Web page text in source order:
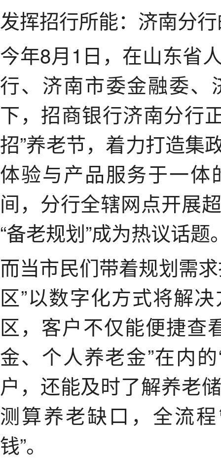
发挥招行所能：济南分
今年8月1日，在山东省
行、济南市委金融委
下，招商银行济南分行
招”养老节，着力打造集
体验与产品服务于一
间，分行全辖网点开展
“备老规划”成为热议话题
而当市民们带着规划需
区”以数字化方式将解
区，客户不仅能便捷查
金、个人养老金”在内
户，还能及时了解养老
测算养老缺口，全流
钱”。